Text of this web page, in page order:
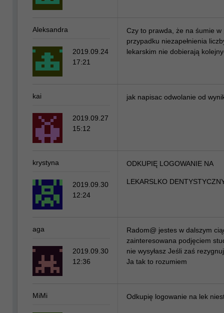
Czy to prawda, że na śumie w
przypadku niezapełnienia
lekarskim nie dobierają
Aleksandra
2019.09.24
17:21
jak napisac odwolanie od
kai
2019.09.27
15:12
ODKUPIĘ LOGOWANIE NA
LEKARSLKO
krystyna
2019.09.30
12:24
Radom@ jestes w dalszym
zainteresowana podjęciem
nie wysyłasz Jeśli zaś
Ja tak to rozumiem
aga
2019.09.30
12:36
Odkupię logowanie na lek
MiMi